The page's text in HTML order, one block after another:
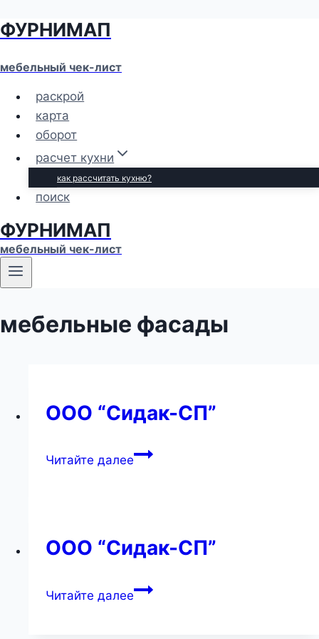
Перейти
содержимому
ФУРНИМАП
мебельный чек-лист
раскрой
карта
оборот
расчет кухни
как рассчитать кухню?
поиск
ФУРНИМАП
мебельный чек-лист
мебельные фасады
ООО “Сидак-СП”
Читайте далееООО
ООО “Сидак-СП”
Читайте далееООО